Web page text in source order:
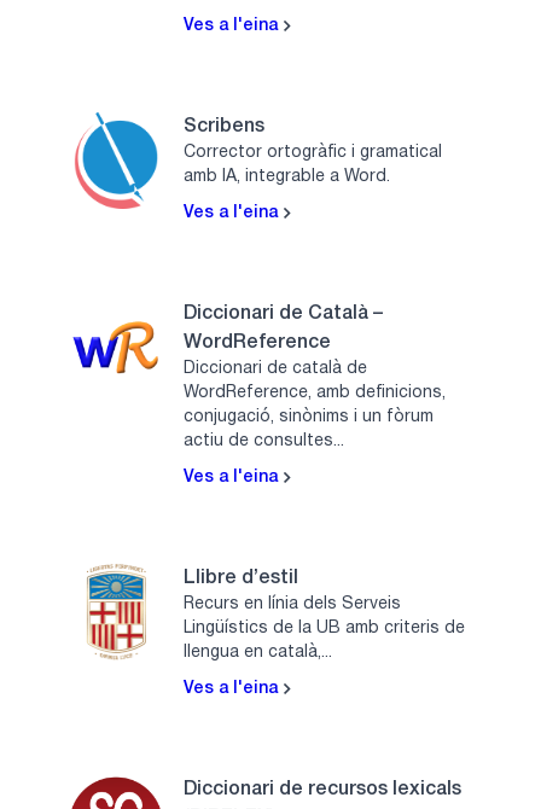
Ves a l'eina
Scribens
Corrector ortogràfic i gramatical
amb IA, integrable a Word.
Ves a l'eina
Diccionari de Català –
WordReference
Diccionari de català de
WordReference, amb definicions,
conjugació, sinònims i un fòrum
actiu de consultes...
Ves a l'eina
Llibre d’estil
Recurs en línia dels Serveis
Lingüístics de la UB amb criteris de
llengua en català,...
Ves a l'eina
Diccionari de recursos lexicals